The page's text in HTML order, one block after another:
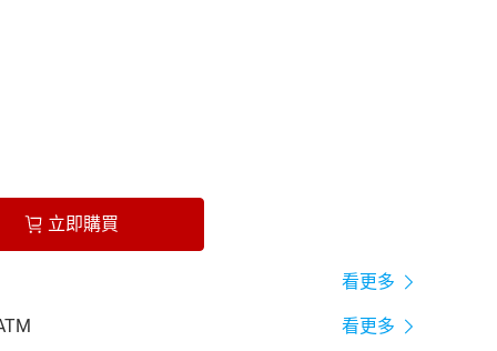
立即購買
看更多
看更多